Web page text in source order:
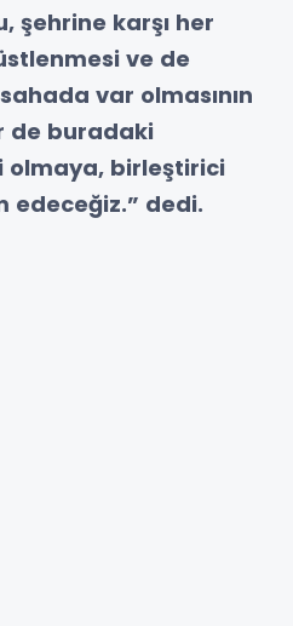
şehrine karşı her
ve de
var olmasının
de buradaki
olmaya, birleştirici
edeceğiz.” dedi.